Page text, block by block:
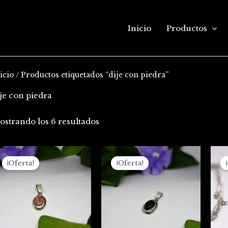
Inicio Productos
/ Productos etiquetados “dije con piedra”
con piedra
los 6 resultados
¡Oferta!
El
precio
original
era:
$67.000.
El
precio
es:
¡Oferta!
El
precio
original
era:
$67.000.
El
precio
actual
es: